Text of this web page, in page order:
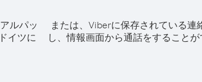
ルパッ
イツに
または、Viberに保存されている連
し、情報画面から通話をすることが